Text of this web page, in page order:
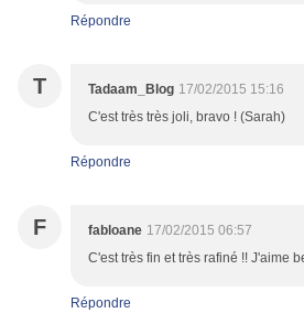
Répondre
T Tadaam_Blog 17/02/2015 15:16
C'est très très joli, bravo ! (Sarah)
Répondre
F fabloane 17/02/2015 06:57
C'est très fin et très rafiné !! J'aime
Répondre